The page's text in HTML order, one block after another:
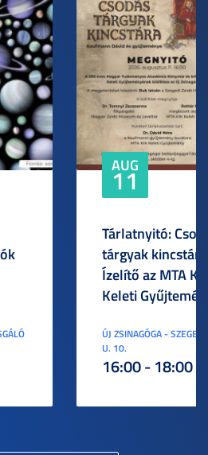
AUG
11
Tárlatnyitó:
tárgyak
Ízelítő az MTA
Keleti
ÚJ ZSINAGÓGA -
U. 10.
16:00 - 18:00